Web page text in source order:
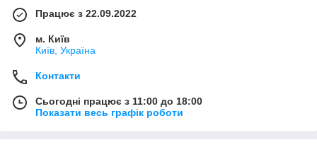
Працює з 22.09.2022
м. Київ
Київ, Україна
Контакти
Сьогодні працює з 11:00 до 18:00
Показати весь графік роботи